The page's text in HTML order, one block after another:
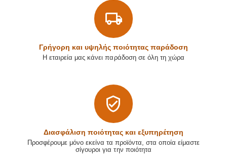
Γρήγορη και υψηλής ποιότητας παράδοση
Η εταιρεία μας κάνει παράδοση σε όλη τη χώρα
Διασφάλιση ποιότητας και εξυπηρέτηση
Προσφέρουμε μόνο εκείνα τα προϊόντα, στα οποία είμαστε
σίγουροι για την ποιότητα